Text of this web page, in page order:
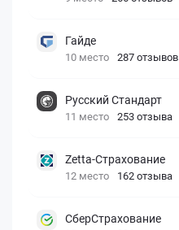
Гайде
10 место 287 отзывов
Русский Стандарт
11 место 253 отзыва
Zetta-Страхование
12 место 162 отзыва
СберСтрахование